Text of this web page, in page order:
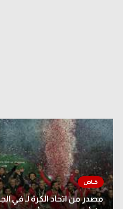
مصدر من اتحاد الكرة لـ في